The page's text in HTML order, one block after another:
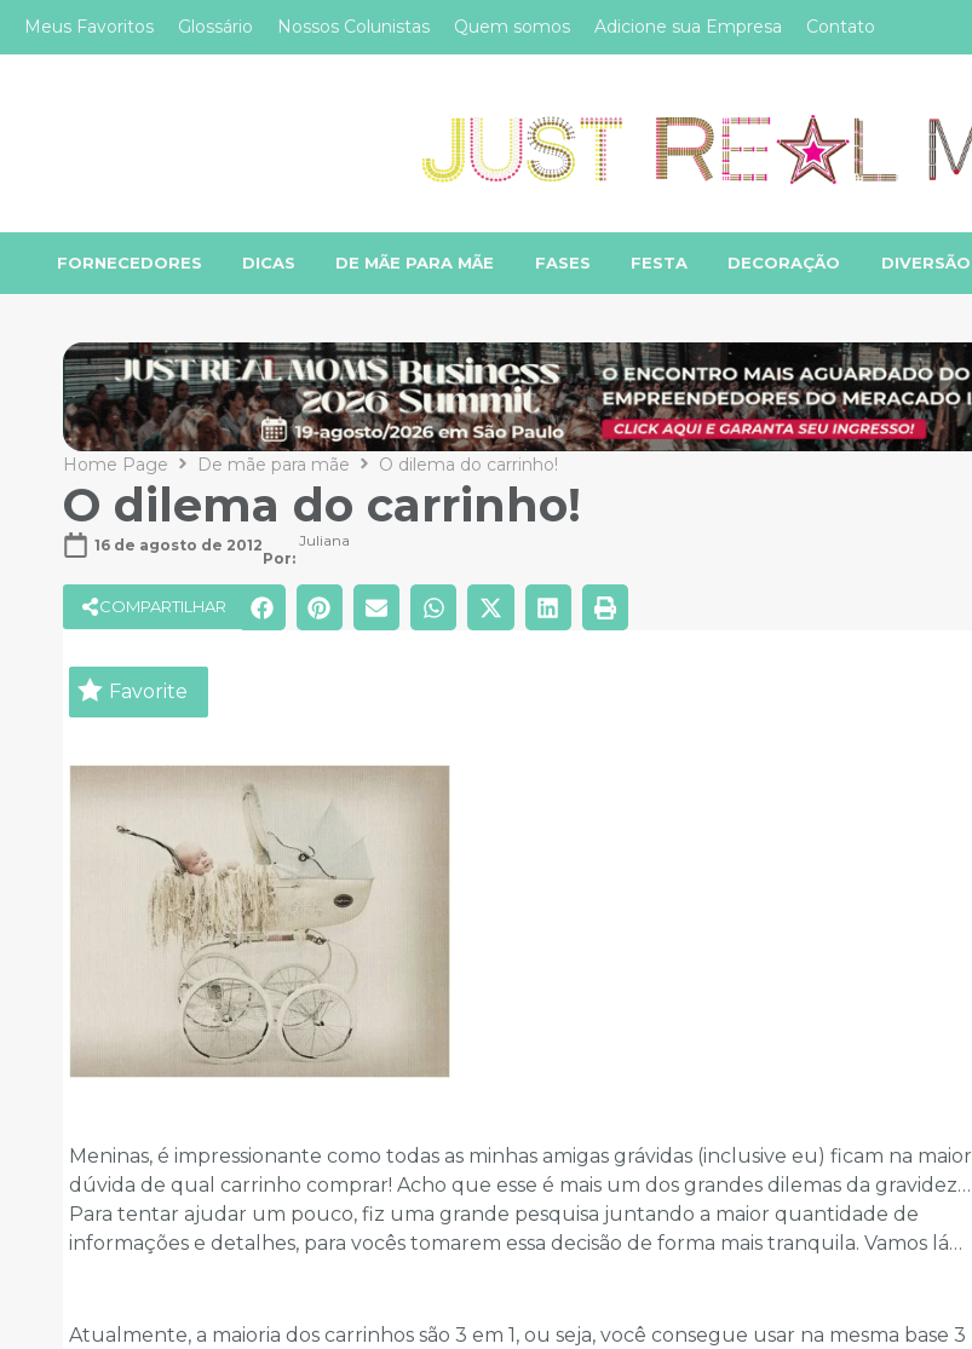
Meus Favoritos Glossário Nossos Colunistas Quem somos Adicione sua Empresa Contato
FORNECEDORES DICAS DE MÃE PARA MÃE FASES FESTA DECORAÇÃO DIVERSÃO
Home Page De mãe para mãe O dilema do carrinho!
O dilema do carrinho!
16 de agosto de 2012
Por:
Juliana
COMPARTILHAR
Favorite
Meninas, é impressionante como todas as minhas amigas grávidas (inclusive eu) ficam na maior
dúvida de qual carrinho comprar! Acho que esse é mais um dos grandes dilemas da gravidez…
Para tentar ajudar um pouco, fiz uma grande pesquisa juntando a maior quantidade de
informações e detalhes, para vocês tomarem essa decisão de forma mais tranquila. Vamos lá…
Atualmente, a maioria dos carrinhos são 3 em 1, ou seja, você consegue usar na mesma base 3